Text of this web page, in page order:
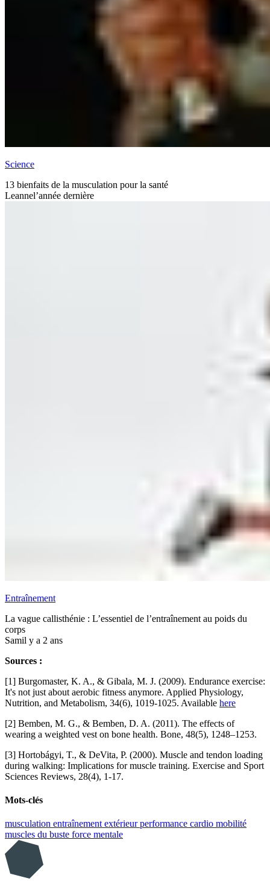
Science
13 bienfaits de la musculation pour la santé
Leannel’année dernière
Entraînement
La vague callisthénie : L’essentiel de l’entraînement au poids du
corps
Samil y a 2 ans
Sources :
[1] Burgomaster, K. A., & Gibala, M. J. (2009). Endurance exercise:
It's not just about aerobic fitness anymore. Applied Physiology,
Nutrition, and Metabolism, 34(6), 1019-1025. Available here
[2] Bemben, M. G., & Bemben, D. A. (2011). The effects of
wearing a weighted vest on bone health. Bone, 48(5), 1248–1253.
[3] Hortobágyi, T., & DeVita, P. (2000). Muscle and tendon loading
during walking: Implications for muscle training. Exercise and Sport
Sciences Reviews, 28(4), 1-17.
Mots-clés
musculation entraînement extérieurperformance cardio mobilité
muscles du buste force mentale